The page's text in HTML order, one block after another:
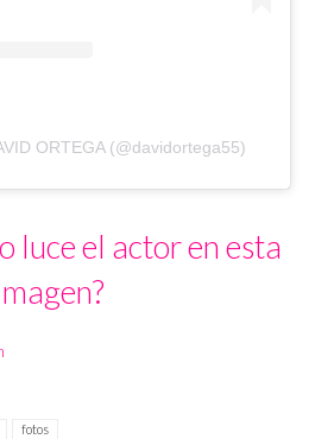
ORTEGA (@davidortega55)
luce el actor en esta
fotos